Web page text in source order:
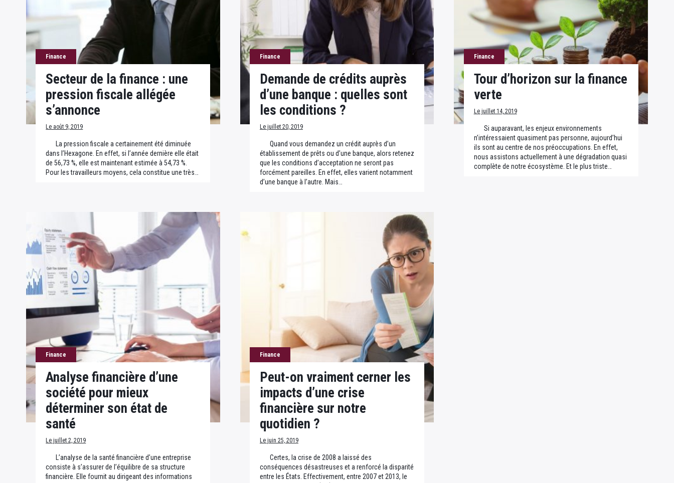
Finance
Secteur de la finance : une
pression fiscale allégée
s’annonce
Le août 9, 2019
La pression fiscale a certainement été diminuée
dans l’Hexagone. En effet, si l’année dernière elle était
de 56,73 %, elle est maintenant estimée à 54,73 %.
Pour les travailleurs moyens, cela constitue une très…
Finance
Demande de crédits auprès
d’une banque : quelles sont
les conditions ?
Le juillet 20, 2019
Quand vous demandez un crédit auprès d’un
établissement de prêts ou d’une banque, alors retenez
que les conditions d’acceptation ne seront pas
forcément pareilles. En effet, elles varient notamment
d’une banque à l’autre. Mais…
Finance
Tour d’horizon sur la finance
verte
Le juillet 14, 2019
Si auparavant, les enjeux environnements
n’intéressaient quasiment pas personne, aujourd’hui
ils sont au centre de nos préoccupations. En effet,
nous assistons actuellement à une dégradation quasi
complète de notre écosystème. Et le plus triste…
Finance
Analyse financière d’une
société pour mieux
déterminer son état de
santé
Le juillet 2, 2019
L’analyse de la santé financière d’une entreprise
consiste à s’assurer de l’équilibre de sa structure
financière. Elle fournit au dirigeant des informations
Finance
Peut-on vraiment cerner les
impacts d’une crise
financière sur notre
quotidien ?
Le juin 25, 2019
Certes, la crise de 2008 a laissé des
conséquences désastreuses et a renforcé la disparité
entre les États. Effectivement, entre 2007 et 2013, le